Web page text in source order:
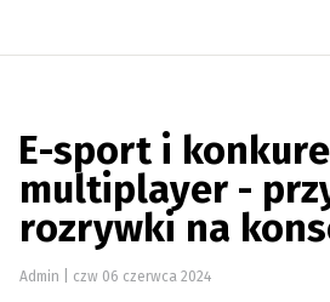
E-sport i
multiplayer -
rozrywki na
Admin czw 06 czerwca 2024